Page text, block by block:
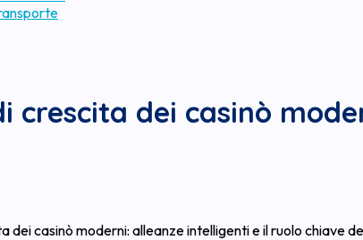
crescita dei casinò
dei casinò moderni: alleanze intelligenti e il ruolo chiave